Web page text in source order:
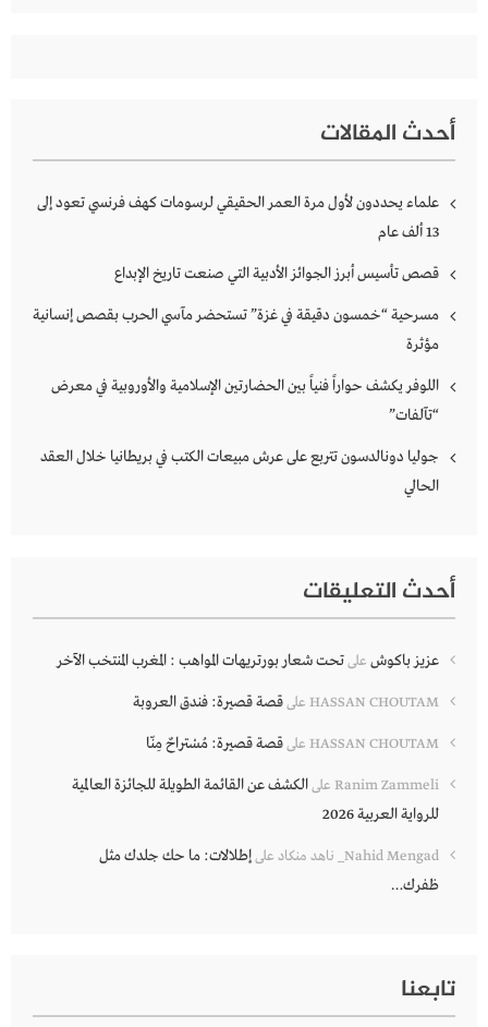
أحدث المقالات
علماء يحددون لأول مرة العمر الحقيقي لرسومات كهف فرنسي تعود إلى
13 ألف عام
قصص تأسيس أبرز الجوائز الأدبية التي صنعت تاريخ الإبداع
مسرحية “خمسون دقيقة في غزة” تستحضر مآسي الحرب بقصص إنسانية
مؤثرة
اللوفر يكشف حواراً فنياً بين الحضارتين الإسلامية والأوروبية في معرض
“تآلفات”
جوليا دونالدسون تتربع على عرش مبيعات الكتب في بريطانيا خلال العقد
الحالي
أحدث التعليقات
عزيز باكوش علىتحت شعار بورتريهات المواهب : المغرب المنتخب الآخر
HASSAN CHOUTAM علىقصة قصيرة: فندق العروبة
HASSAN CHOUTAM علىقصة قصيرة: مُسْتراحٌ مِنّا
Ranim Zammeli علىالكشف عن القائمة الطويلة للجائزة العالمية
للرواية العربية 2026
Nahid Mengad_ ناهد منكاد علىإطلالات: ما حك جلدك مثل
ظفرك…
تابعنا